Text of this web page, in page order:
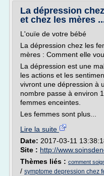
La dépression
et chez les mères
L'ouïe de votre bébé
La dépression chez les
mères : Comment elle
La dépression est une
les actions et les
vivront une dépression à
nombre passe à environ
femmes enceintes.
Les femmes sont plus...
Lire la suite
Date: 2017-03-11
Site : http://
Thèmes liés : comment
/ symptome depression chez